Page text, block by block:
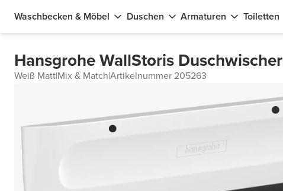
Waschbecken & Möbel Duschen Armaturen Toiletten
Hansgrohe WallStoris Duschwischer
Weiß Matt|Mix & Match|Artikelnummer 205263